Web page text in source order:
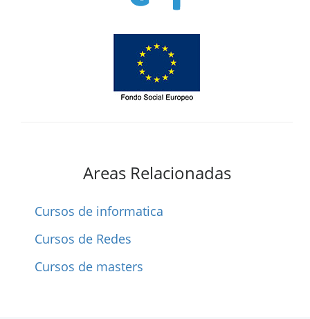
Areas Relacionadas
Cursos de informatica
Cursos de Redes
Cursos de masters